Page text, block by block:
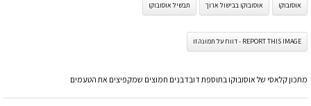
אוסובוקו אוסובוקו בבישול ארוך תבשיל אוסובוקו
REPORT THIS IMAGE - דווח על תמונה זו
מתכון קלאסי של אוסובוקו בתוספת דובדבנים חמוצים שמקפיצים את הטעמים